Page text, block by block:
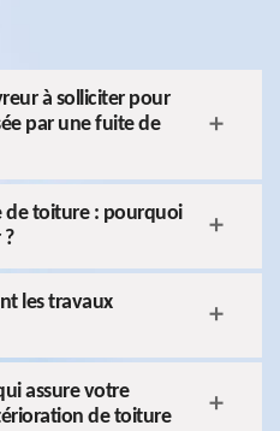
à solliciter pour
par une fuite de
de toiture : pourquoi
les travaux
assure votre
de toiture